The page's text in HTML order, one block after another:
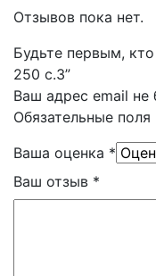
Отзывов пока нет.
Будьте первым,
250 c.3”
Ваш адрес email не
Обязательные
Ваша оценка *
Ваш отзыв *